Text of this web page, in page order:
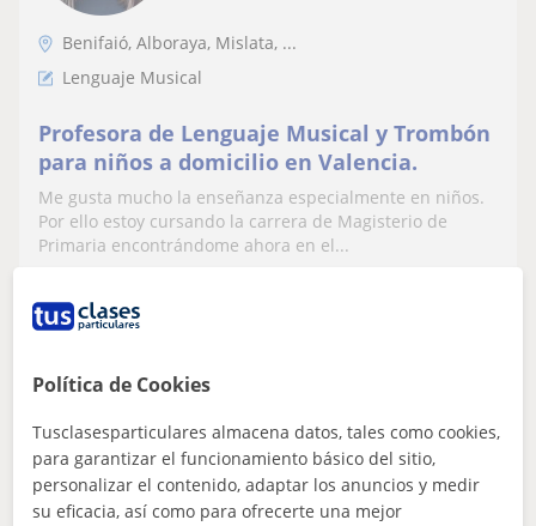
Benifaió, Alboraya, Mislata, ...
Lenguaje Musical
Profesora de Lenguaje Musical y Trombón
para niños a domicilio en Valencia.
Me gusta mucho la enseñanza especialmente en niños.
Por ello estoy cursando la carrera de Magisterio de
Primaria encontrándome ahora en el...
20€/h
Carlos Fluixà Sepúlveda
Política de Cookies
Tusclasesparticulares almacena datos, tales como cookies,
para garantizar el funcionamiento básico del sitio,
personalizar el contenido, adaptar los anuncios y medir
su eficacia, así como para ofrecerte una mejor